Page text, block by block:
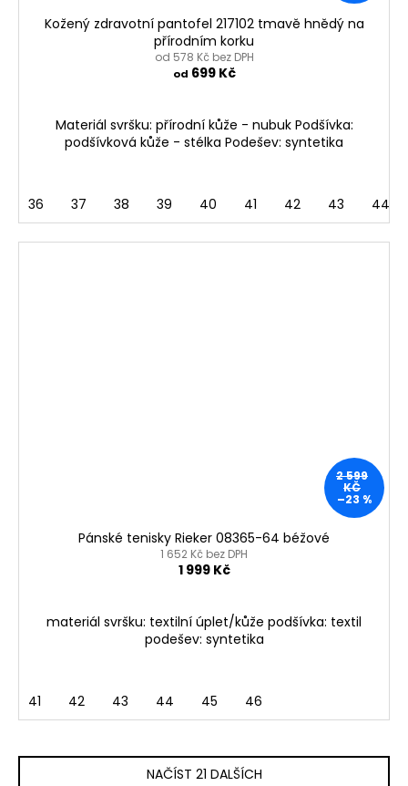
Kožený zdravotní pantofel 217102 tmavě hnědý na
přírodním korku
od 578 Kč bez DPH
od 699 Kč
Materiál svršku: přírodní kůže - nubuk Podšívka:
podšívková kůže - stélka Podešev: syntetika
36 37 38 39 40 41 42 43 44
2 599
KČ
–23 %
Pánské tenisky Rieker 08365-64 béžové
1 652 Kč bez DPH
1 999 Kč
materiál svršku: textilní úplet/kůže podšívka: textil
podešev: syntetika
41 42 43 44 45 46
NAČÍST 21 DALŠÍCH